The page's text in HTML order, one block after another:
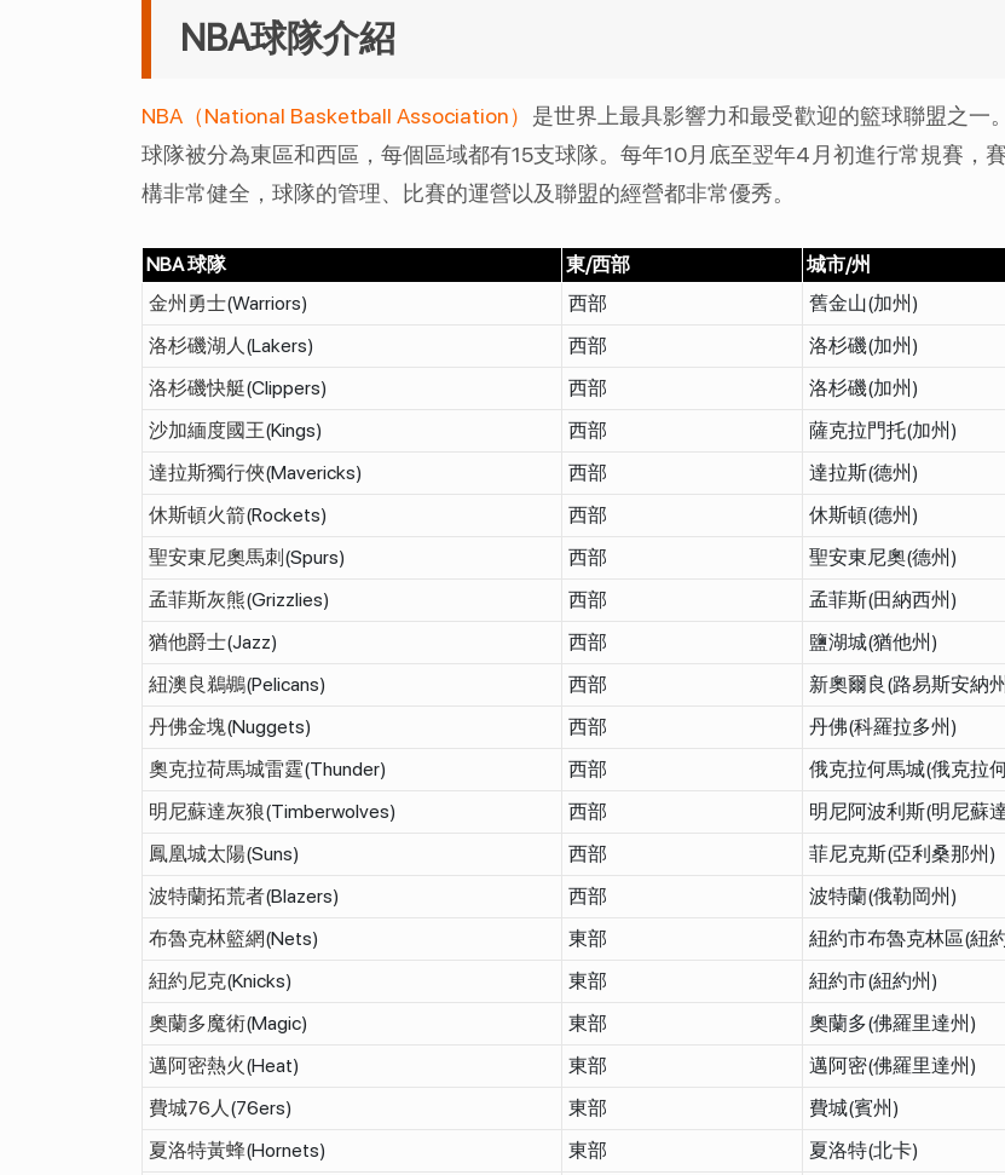
NBA球隊介紹
NBA（National Basketball Association） 是世界上最具影響力和最受歡迎的籃球聯盟之
球隊被分為東區和西區，每個區域都有15支球隊。每年10月底至翌年4月初進行常規賽，
構非常健全，球隊的管理、比賽的運營以及聯盟的經營都非常優秀。
NBA 球隊 東/西部 城市/州
金州勇士(Warriors) 西部 舊金山(加州)
洛杉磯湖人(Lakers) 西部 洛杉磯(加州)
洛杉磯快艇(Clippers) 西部 洛杉磯(加州)
沙加緬度國王(Kings) 西部 薩克拉門托(加州)
達拉斯獨行俠(Mavericks) 西部 達拉斯(德州)
休斯頓火箭(Rockets) 西部 休斯頓(德州)
聖安東尼奧馬刺 (Spurs) 西部 聖安東尼奧(德州)
孟菲斯灰熊(Grizzlies) 西部 孟菲斯(田納西州)
猶他爵士(Jazz) 西部 鹽湖城(猶他州)
紐澳良鵜鶘(Pelicans) 西部 新奧爾良(路易斯安納
丹佛金塊(Nuggets) 西部 丹佛(科羅拉多州)
奧克拉荷馬城雷霆(Thunder) 西部 俄克拉何馬城(俄克拉
明尼蘇達灰狼(Timberwolves) 西部 明尼阿波利斯(明尼蘇
鳳凰城太陽(Suns) 西部 菲尼克斯(亞利桑那州)
波特蘭拓荒者(Blazers) 西部 波特蘭(俄勒岡州)
布魯克林籃網(Nets) 東部 紐約市布魯克林區(紐
紐約尼克(Knicks) 東部 紐約市(紐約州)
奧蘭多魔術(Magic) 東部 奧蘭多(佛羅里達州)
邁阿密熱火(Heat) 東部 邁阿密(佛羅里達州)
費城76人(76ers) 東部 費城(賓州)
夏洛特黃蜂(Hornets) 東部 夏洛特(北卡)